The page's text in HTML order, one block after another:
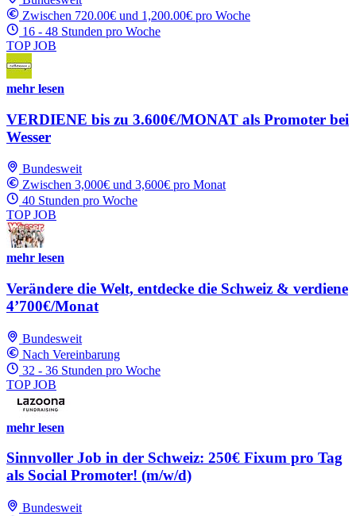
Zwischen 720.00€ und 1,200.00€ pro Woche
16 - 48 Stunden pro Woche
TOP JOB
mehr lesen
VERDIENE bis zu 3.600€/MONAT als Promoter bei
Wesser
Bundesweit
Zwischen 3,000€ und 3,600€ pro Monat
40 Stunden pro Woche
TOP JOB
mehr lesen
Verändere die Welt, entdecke die Schweiz & verdiene
4’700€/Monat
Bundesweit
Nach Vereinbarung
32 - 36 Stunden pro Woche
TOP JOB
mehr lesen
Sinnvoller Job in der Schweiz: 250€ Fixum pro Tag
als Social Promoter! (m/w/d)
Bundesweit